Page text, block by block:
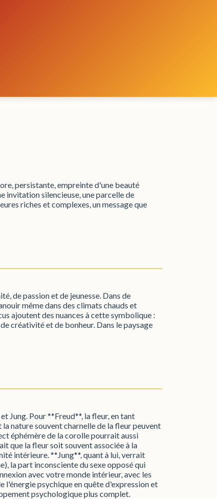
persistante, empreinte d'une beauté
invitation silencieuse, une parcelle de
riches et complexes, un message que
de passion et de jeunesse. Dans de
même dans des climats chauds et
ajoutent des nuances à cette symbolique :
créativité et de bonheur. Dans le paysage
Jung. Pour **Freud**, la fleur, en tant
nature souvent charnelle de la fleur peuvent
éphémère de la corolle pourrait aussi
que la fleur soit souvent associée à la
intérieure. **Jung**, quant à lui, verrait
la part inconsciente du sexe opposé qui
avec votre monde intérieur, avec les
psychique en quête d'expression et
psychologique plus complet.